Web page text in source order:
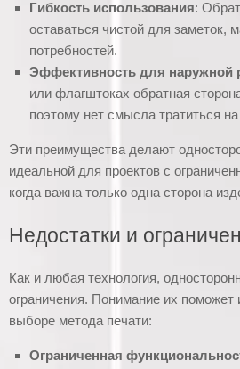
Гибкость использования:
оставаться чистой для заметок,
потребностей.
Эффективность для наружной
или флагштоках обратная
поэтому нет смысла тратиться
Эти преимущества делают
идеальной для проектов с
когда важна только одна сторона
Недостатки и
Как и любая технология,
ограничения. Понимание их
выборе метода печати:
Ограниченная